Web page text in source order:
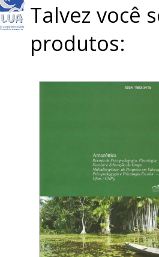
Talvez você
produtos: